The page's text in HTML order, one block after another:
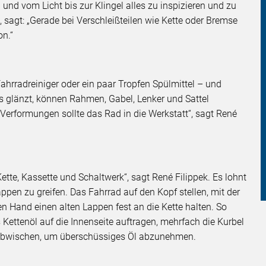
vom Licht bis zur Klingel alles zu inspizieren und zu
sagt: „Gerade bei Verschleißteilen wie Kette oder Bremse
oder ein paar Tropfen Spülmittel – und
können Rahmen, Gabel, Lenker und Sattel
sollte das Rad in die Werkstatt“, sagt René
Kassette und Schaltwerk“, sagt René Filippek. Es lohnt
zu greifen. Das Fahrrad auf den Kopf stellen, mit der
Hand einen alten Lappen fest an die Kette halten. So
auf die Innenseite auftragen, mehrfach die Kurbel
um überschüssiges Öl abzunehmen.